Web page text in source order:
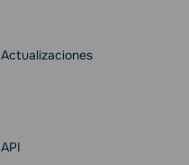
Actualizaciones
API